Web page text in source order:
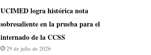
UCIMED logra histórica nota
sobresaliente en la prueba para el
internado de la CCSS
29 de julio de 2026